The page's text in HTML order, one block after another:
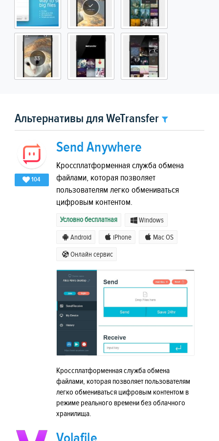
Альтернативы для WeTransfer
104
Send Anywhere
Кроссплатформенная служба обмена
файлами, которая позволяет
пользователям легко обмениваться
цифровым контентом.
Условно бесплатная Windows
Android iPhone Mac OS
Онлайн сервис
Кроссплатформенная служба обмена
файлами, которая позволяет пользователям
легко обмениваться цифровым контентом в
режиме реального времени без облачного
хранилища.